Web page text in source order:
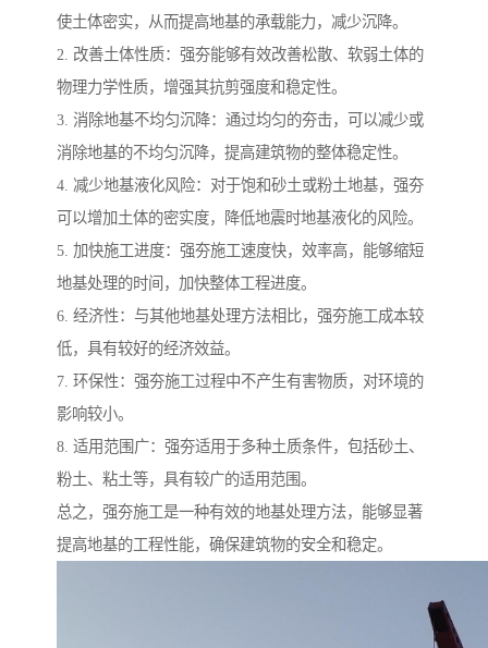
使土体密实，从而提高地基的承载能力，减少沉降。
2. 改善土体性质：强夯能够有效改善松散、软弱土体的
物理力学性质，增强其抗剪强度和稳定性。
3. 消除地基不均匀沉降：通过均匀的夯击，可以减少或
消除地基的不均匀沉降，提高建筑物的整体稳定性。
4. 减少地基液化风险：对于饱和砂土或粉土地基，强夯
可以增加土体的密实度，降低地震时地基液化的风险。
5. 加快施工进度：强夯施工速度快，效率高，能够缩短
地基处理的时间，加快整体工程进度。
6. 经济性：与其他地基处理方法相比，强夯施工成本较
低，具有较好的经济效益。
7. 环保性：强夯施工过程中不产生有害物质，对环境的
影响较小。
8. 适用范围广：强夯适用于多种土质条件，包括砂土、
粉土、粘土等，具有较广的适用范围。
总之，强夯施工是一种有效的地基处理方法，能够显著
提高地基的工程性能，确保建筑物的安全和稳定。